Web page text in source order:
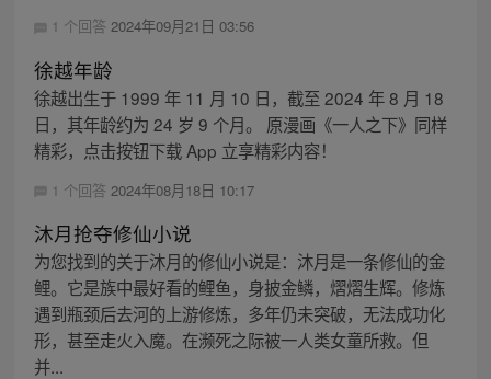
1 个回答 2024年09月21日 03:56
徐越年龄
徐越出生于 1999 年 11 月 10 日，截至 2024 年 8 月 18
日，其年龄约为 24 岁 9 个月。 原漫画《一人之下》同样
精彩，点击按钮下载 App 立享精彩内容！
1 个回答 2024年08月18日 10:17
沐月抢夺修仙小说
为您找到的关于沐月的修仙小说是：沐月是一条修仙的金
鲤。它是族中最好看的鲤鱼，身披金鳞，熠熠生辉。修炼
遇到瓶颈后去河的上游修炼，多年仍未突破，无法成功化
形，甚至走火入魔。在濒死之际被一人类女童所救。但
并...